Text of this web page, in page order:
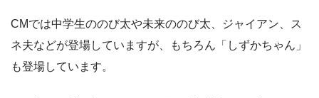
CMでは中学生ののび太や未来ののび太、ジャイアン、ス
ネ夫などが登場していますが、もちろん「しずかちゃん」
も登場しています。